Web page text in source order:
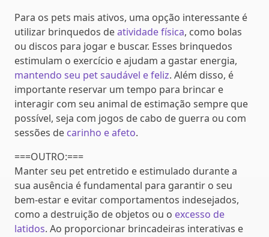
Para os pets mais ativos, uma opção interessante é
utilizar brinquedos deatividade física, como bolas
ou discos para jogar e buscar. Esses brinquedos
estimulam o exercício e ajudam a gastar energia,
mantendo seu pet saudável e feliz. Além disso, é
importante reservar um tempo para brincar e
interagir com seu animal de estimação sempre que
possível, seja com jogos de cabo de guerra ou com
sessões de carinho e afeto.
===OUTRO:===
Manter seu pet entretido e estimulado durante a
sua ausência é fundamental para garantir o seu
bem-estar e evitar comportamentos indesejados,
como a destruição de objetos ou o excesso de
latidos. Ao proporcionar brincadeiras interativas e